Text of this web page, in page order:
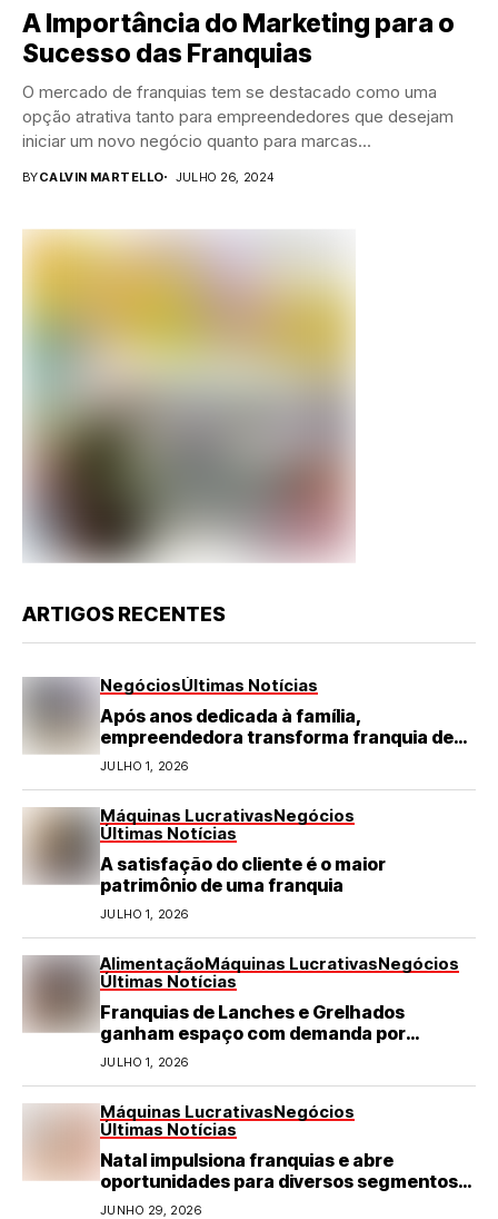
A Importância do Marketing para o
Sucesso das Franquias
O mercado de franquias tem se destacado como uma
opção atrativa tanto para empreendedores que desejam
iniciar um novo negócio quanto para marcas...
BYCALVIN MARTELLO JULHO 26, 2024
ARTIGOS RECENTES
NegóciosÚltimas Notícias
Após anos dedicada à família,
empreendedora transforma franquia de
turismo em negócio de destaque no RN
JULHO 1, 2026
Máquinas LucrativasNegócios
Últimas Notícias
A satisfação do cliente é o maior
patrimônio de uma franquia
JULHO 1, 2026
AlimentaçãoMáquinas LucrativasNegócios
Últimas Notícias
Franquias de Lanches e Grelhados
ganham espaço com demanda por
refeições rápidas e de qualidade
JULHO 1, 2026
Máquinas LucrativasNegócios
Últimas Notícias
Natal impulsiona franquias e abre
oportunidades para diversos segmentos
do varejo
JUNHO 29, 2026